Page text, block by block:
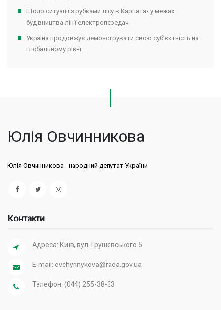
Щодо ситуації з рубками лісу в Карпатах у межах
будівництва лінії електропередач
Україна продовжує демонструвати свою суб’єктність на
глобальному рівні
Юлія Овчинникова
Юлія Овчинникова - народний депутат України
Контакти
Адреса: Київ, вул. Грушевського 5
E-mail: ovchynnykova@rada.gov.ua
Телефон: (044) 255-38-33